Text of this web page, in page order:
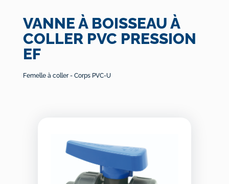
VANNE À BOISSEAU À
COLLER PVC PRESSION
EF
Femelle à coller - Corps PVC-U